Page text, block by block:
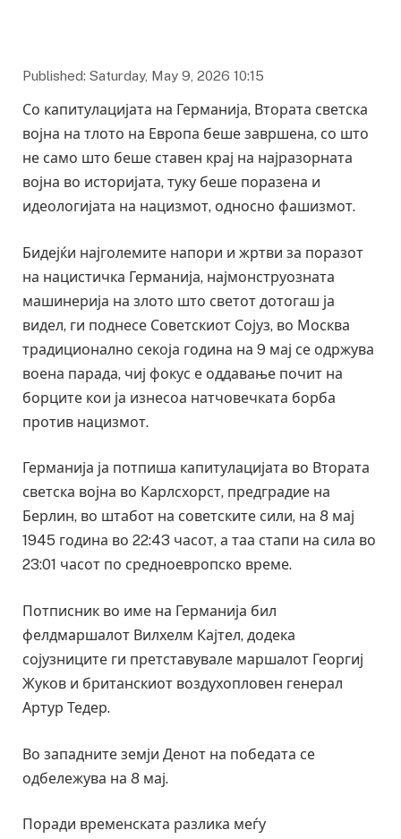
Published: Saturday, May 9, 2026 10:15
Со капитулацијата на Германија, Втората светска
војна на тлото на Европа беше завршена, со што
не само што беше ставен крај на најразорната
војна во историјата, туку беше поразена и
идеологијата на нацизмот, односно фашизмот.
Бидејќи најголемите напори и жртви за поразот
на нацистичка Германија, најмонструозната
машинерија на злото што светот дотогаш ја
видел, ги поднесе Советскиот Сојуз, во Москва
традиционално секоја година на 9 мај се одржува
воена парада, чиј фокус е оддавање почит на
борците кои ја изнесоа натчовечката борба
против нацизмот.
Германија ја потпиша капитулацијата во Втората
светска војна во Карлсхорст, предградие на
Берлин, во штабот на советските сили, на 8 мај
1945 година во 22:43 часот, а таа стапи на сила во
23:01 часот по средноевропско време.
Потписник во име на Германија бил
фелдмаршалот Вилхелм Кајтел, додека
сојузниците ги претставувале маршалот Георгиј
Жуков и британскиот воздухопловен генерал
Артур Тедер.
Во западните земји Денот на победата се
одбележува на 8 мај.
Поради временската разлика меѓу